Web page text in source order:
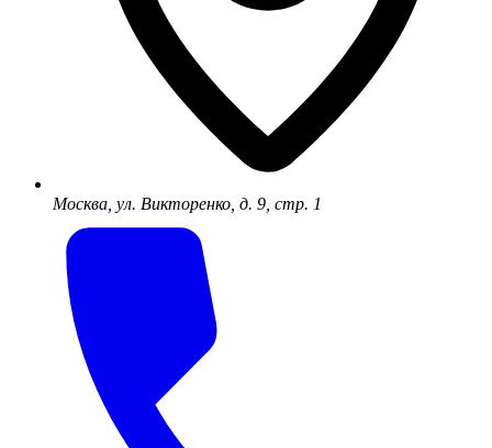
Москва, ул. Викторенко, д. 9, стр. 1